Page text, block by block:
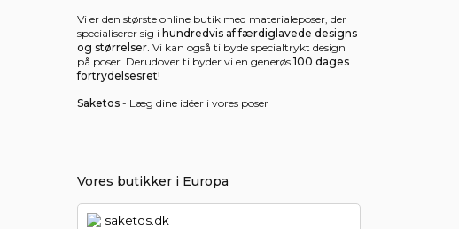
Vi er den største online butik med materialeposer, der
specialiserer sig i hundredvis af færdiglavede designs
og størrelser. Vi kan også tilbyde specialtrykt design
på poser. Derudover tilbyder vi en generøs 100 dages
fortrydelsesret!
Saketos - Læg dine idéer i vores poser
Vores butikker i Europa
saketos.dk